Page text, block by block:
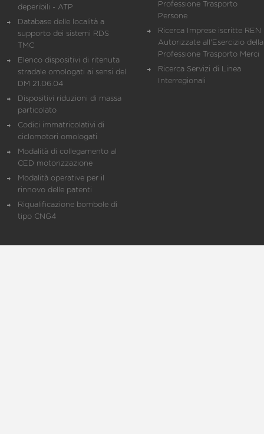
deperibili - ATP
Database delle località a
supporto dei sistemi RDS
TMC
Elenco dispositivi di ritenuta
stradale omologati ai sensi del
DM 21.06.04
Dispositivi riduzioni di massa
particolato
Codici immatricolativi di
ciclomotori omologati
Modalità di collegamento al
CED motorizzazione
Modalità operative per il
rinnovo delle patenti
Riqualificazione bombole di
tipo CNG4
Professione Trasporto
Persone
Ricerca Imprese iscritte REN
Autorizzate all'Esercizio della
Professione Trasporto Merci
Ricerca Servizi di Linea
Interregionali